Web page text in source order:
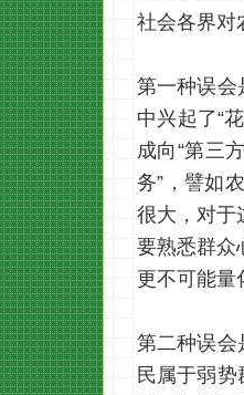
社会各界对
第一种误会
中兴起了“
成向“第三
务”，譬如
很大，对于
要熟悉群众
更不可能量
第二种误会
民属于弱势